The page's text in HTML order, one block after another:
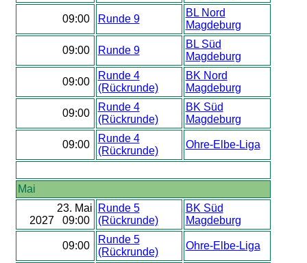
09:00 Runde 9
BL Nord
Magdeburg
09:00 Runde 9
BL Süd
Magdeburg
09:00
Runde 4
(Rückrunde)
BK Nord
Magdeburg
09:00
Runde 4
(Rückrunde)
BK Süd
Magdeburg
09:00
Runde 4
(Rückrunde)
Ohre-Elbe-Liga
Mai
23. Mai
2027 09:00
Runde 5
(Rückrunde)
BK Süd
Magdeburg
09:00
Runde 5
(Rückrunde)
Ohre-Elbe-Liga